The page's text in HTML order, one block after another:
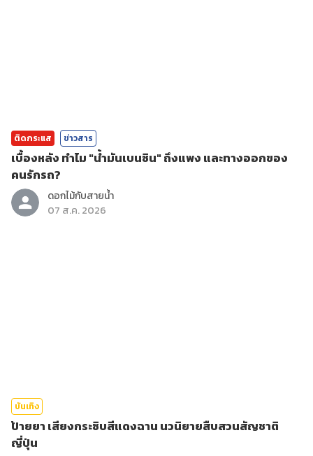
ติดกระแส ข่าวสาร
เบื้องหลัง ทำไม "น้ำมันเบนซิน" ถึงแพง และทางออกของ
คนรักรถ?
ดอกไม้กับสายน้ำ
07 ส.ค. 2026
บันเทิง
ป้ายยา เสียงกระซิบสีแดงฉาน นวนิยายสืบสวนสัญชาติ
ญี่ปุ่น